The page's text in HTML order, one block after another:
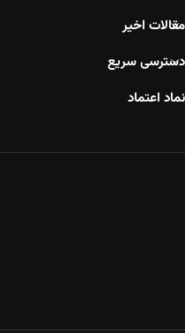
مقالات اخیر
دسترسی سریع
نماد اعتماد